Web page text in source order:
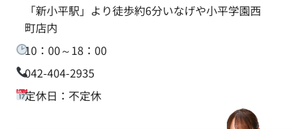
「新小平駅」より徒歩約6分いなげや小平学園西
町店内
10：00～18：00
042-404-2935
定休日：不定休